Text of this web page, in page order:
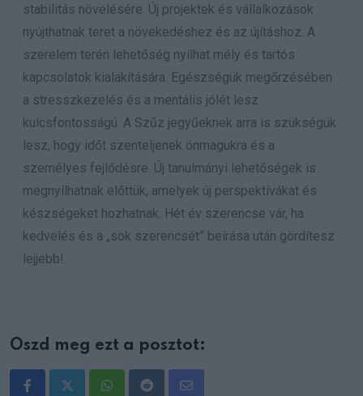
stabilitás növelésére. Új projektek és vállalkozások
nyújthatnak teret a növekedéshez és az újításhoz. A
szerelem terén lehetőség nyílhat mély és tartós
kapcsolatok kialakítására. Egészségük megőrzésében
a stresszkezelés és a mentális jólét lesz
kulcsfontosságú. A Szűz jegyűeknek arra is szükségük
lesz, hogy időt szenteljenek önmagukra és a
személyes fejlődésre. Új tanulmányi lehetőségek is
megnyílhatnak előttük, amelyek új perspektívákat és
készségeket hozhatnak. Hét év szerencse vár, ha
kedvelés és a „sok szerencsét” beírása után gördítesz
lejjebb!
Oszd meg ezt a posztot: